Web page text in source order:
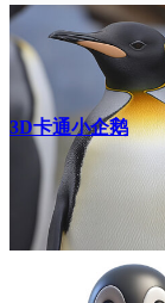
3D卡通小企鹅